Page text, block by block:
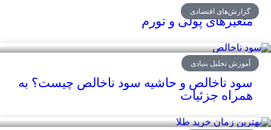
گزارش‌های اقتصادی
متغیرهای پولی و تورم
آموزش تحلیل بنیادی
سود ناخالص و حاشیه سود ناخالص چیست؟ به
همراه جزئیات